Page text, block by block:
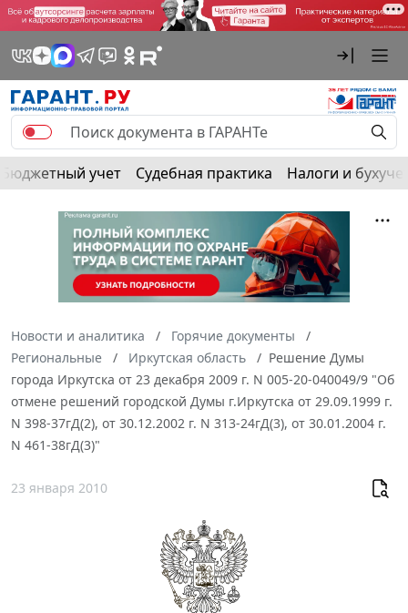
Бюджетный учет Судебная практика Налоги и
Новости и аналитика
Горячие документы
Региональные
Иркутская область
Решение Думы
города Иркутска от 23 декабря 2009 г. N 005-20-040049/9 "Об
отмене решений городской Думы г.Иркутска от 29.09.1999 г.
N 398-37гД(2), от 30.12.2002 г. N 313-24гД(3), от 30.01.2004 г.
N 461-38гД(3)"
23 января 2010